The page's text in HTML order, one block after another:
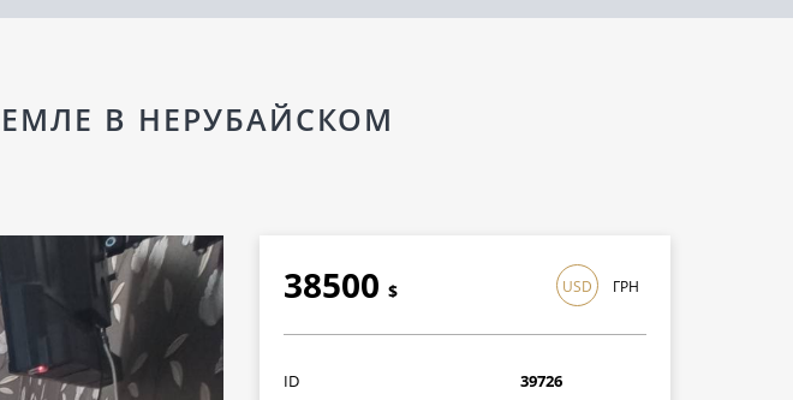
В НЕРУБАЙСКОМ
38500 $
1116500грн
USD ГРН
ID
39726